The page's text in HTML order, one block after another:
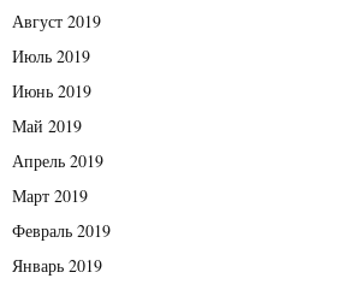
Август 2019
Июль 2019
Июнь 2019
Май 2019
Апрель 2019
Март 2019
Февраль 2019
Январь 2019